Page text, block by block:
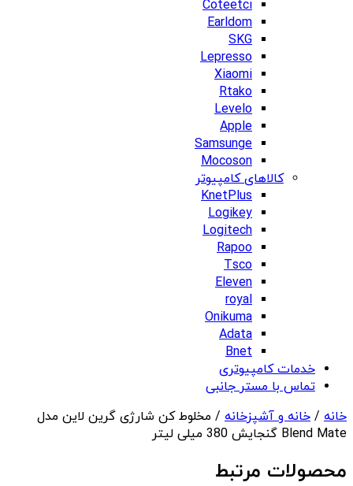
Coteetci
Earldom
SKG
Lepresso
Xiaomi
Rtako
Levelo
Apple
Samsunge
Mocoson
کالاهای کامپیوتر
KnetPlus
Logikey
Logitech
Rapoo
Tsco
Eleven
royal
Onikuma
Adata
Bnet
خدمات کامپیوتری
تماس با مستر جانبی
خانه / خانه و آشپزخانه / مخلوط کن شارژی گرین لاین مدل
Blend Mate گنجایش 380 میلی لیتر
محصولات مرتبط